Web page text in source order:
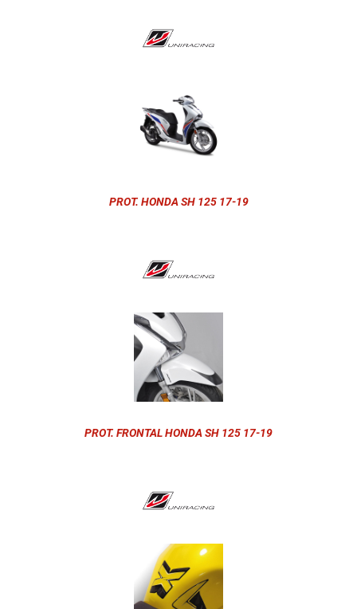
PROT. HONDA SH 125 17-19
PROT. FRONTAL HONDA SH 125 17-19